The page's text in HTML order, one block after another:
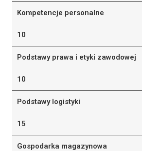
Kompetencje personalne
10
Podstawy prawa i etyki zawodowej
10
Podstawy logistyki
15
Gospodarka magazynowa